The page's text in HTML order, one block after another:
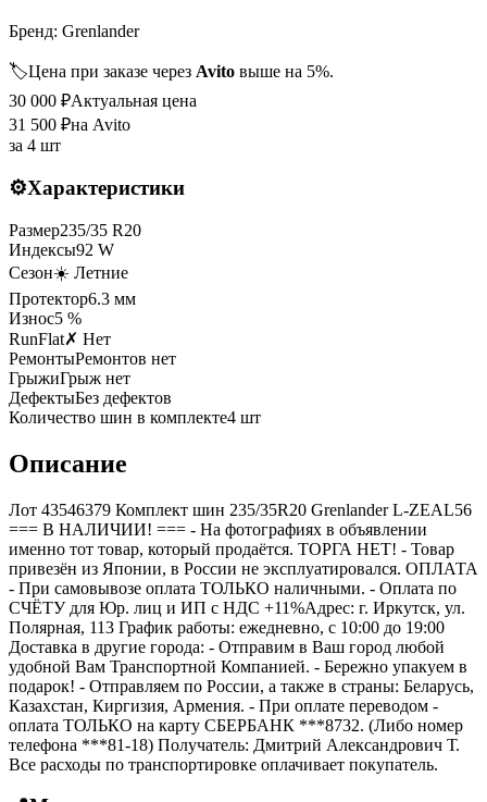
Бренд: Grenlander
🏷️Цена при заказе через Avito выше на 5%.
30 000 ₽Актуальная цена
31 500 ₽на Avito
за 4 шт
⚙️Характеристики
Размер235/35 R20
Индексы92 W
Сезон☀️ Летние
Протектор6.3 мм
Износ5 %
RunFlat✗ Нет
РемонтыРемонтов нет
ГрыжиГрыж нет
ДефектыБез дефектов
Количество шин в комплекте4 шт
Описание
Лот 43546379 Комплект шин 235/35R20 Grenlander L-ZEAL56
=== B НАЛИЧИИ! === - На фотографиях в объявлении
именно тот товар, который продаётся. ТОРГА НЕТ! - Товар
привезён из Японии, в России не эксплуатировался. ОПЛАТА
- При самовывозе оплата ТОЛЬКО наличными. - Оплата по
СЧЁТУ для Юр. лиц и ИП с НДС +11%Адрес: г. Иркутск, ул.
Полярная, 113 График работы: ежедневно, с 10:00 до 19:00
Доставка в другие города: - Отправим в Ваш город любой
удобной Вам Транспортной Компанией. - Бережно упакуем в
подарок! - Отправляем по России, а также в страны: Беларусь,
Казахстан, Киргизия, Армения. - При оплате переводом -
оплата ТОЛЬКО на карту СБЕРБАНК ***8732. (Либо номер
телефона ***81-18) Получатель: Дмитрий Александрович Т.
Все расходы по транспортировке оплачивает покупатель.